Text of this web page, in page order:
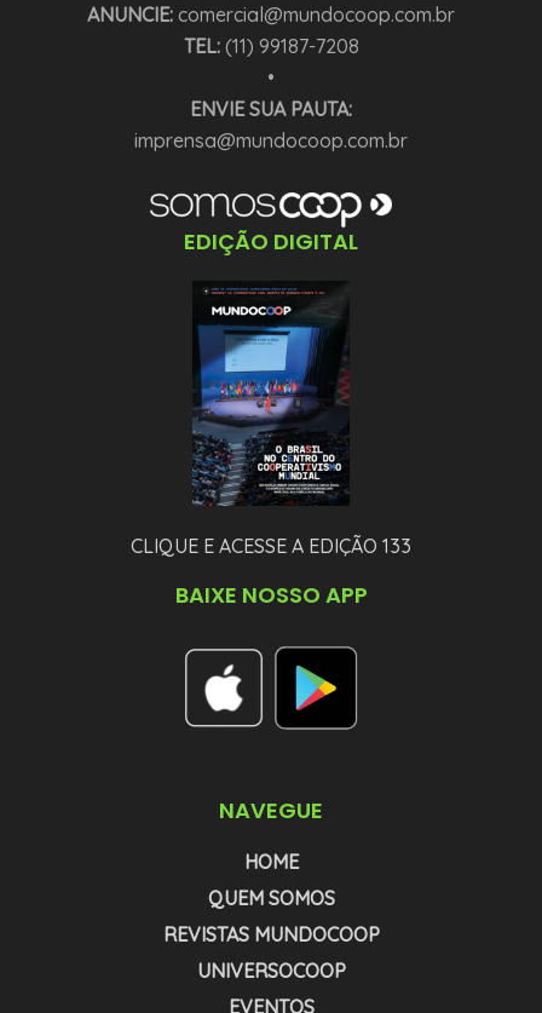
ANUNCIE: comercial@mundocoop.com.br
TEL:(11) 99187-7208
•
ENVIE SUA PAUTA:
imprensa@mundocoop.com.br
EDIÇÃO DIGITAL
CLIQUE E ACESSE A EDIÇÃO 133
BAIXE NOSSO APP
NAVEGUE
HOME
QUEM SOMOS
REVISTAS MUNDOCOOP
UNIVERSOCOOP
EVENTOS